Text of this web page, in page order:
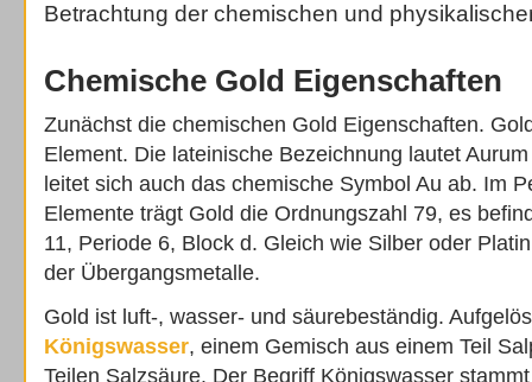
Betrachtung der chemischen und
Chemische Gold Eigenschaften
Zunächst die chemischen Gold Eigenschaften.
Element. Die lateinische Bezeichnung lautet
leitet sich auch das chemische Symbol Au ab. Im
Elemente trägt Gold die Ordnungszahl 79, es
11, Periode 6, Block d. Gleich wie Silber oder
der Übergangsmetalle.
Gold ist luft-, wasser- und säurebeständig.
Königswasser, einem Gemisch aus einem Teil
Teilen Salzsäure. Der Begriff Königswasser